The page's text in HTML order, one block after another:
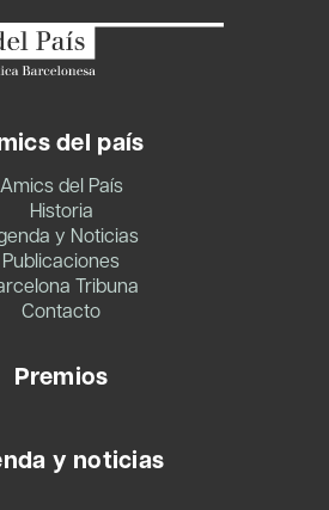
del país
Amics del País
Historia
y Noticias
Publicaciones
Tribuna
Contacto
Premios
y noticias